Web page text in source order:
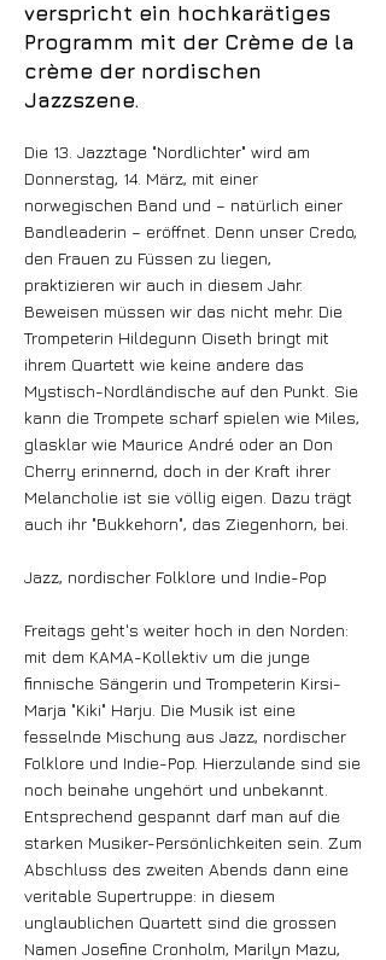
verspricht ein hochkarätiges
Programm mit der Crème de la
crème der nordischen
Jazzszene.
Die 13. Jazztage "Nordlichter" wird am
Donnerstag, 14. März, mit einer
norwegischen Band und – natürlich einer
Bandleaderin – eröffnet. Denn unser Credo,
den Frauen zu Füssen zu liegen,
praktizieren wir auch in diesem Jahr.
Beweisen müssen wir das nicht mehr. Die
Trompeterin Hildegunn Oiseth bringt mit
ihrem Quartett wie keine andere das
Mystisch-Nordländische auf den Punkt. Sie
kann die Trompete scharf spielen wie Miles,
glasklar wie Maurice André oder an Don
Cherry erinnernd, doch in der Kraft ihrer
Melancholie ist sie völlig eigen. Dazu trägt
auch ihr "Bukkehorn", das Ziegenhorn, bei.
Jazz, nordischer Folklore und Indie-Pop
Freitags geht's weiter hoch in den Norden:
mit dem KAMA-Kollektiv um die junge
finnische Sängerin und Trompeterin Kirsi-
Marja "Kiki" Harju. Die Musik ist eine
fesselnde Mischung aus Jazz, nordischer
Folklore und Indie-Pop. Hierzulande sind sie
noch beinahe ungehört und unbekannt.
Entsprechend gespannt darf man auf die
starken Musiker-Persönlichkeiten sein. Zum
Abschluss des zweiten Abends dann eine
veritable Supertruppe: in diesem
unglaublichen Quartett sind die grossen
Namen Josefine Cronholm, Marilyn Mazu,